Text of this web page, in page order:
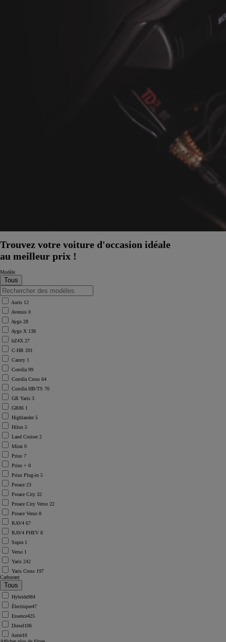
Trouvez votre voiture d'occasion idéale
au meilleur prix !
Modèle
Auris 12
Avensis 0
Aygo 28
Aygo X 138
bZ4X 27
C-HR 201
Camry 1
Corolla 99
Corolla Cross 64
Corolla HB/TS 70
GR Yaris 3
GR86 1
Highlander5
Hilux 5
Land Cruiser2
Mirai 0
Prius 7
Prius + 0
Prius Plug-in 5
Proace 23
Proace City 32
Proace City Verso 22
Proace Verso 8
RAV4 67
RAV4 PHEV 8
Supra 1
Verso 1
Yaris 242
Yaris Cross 197
Carburant
Hybride984
Électrique47
Essence425
Diesel106
Autre10